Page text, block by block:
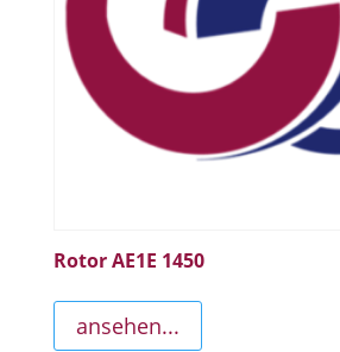
Rotor AE1E 1450
ansehen...